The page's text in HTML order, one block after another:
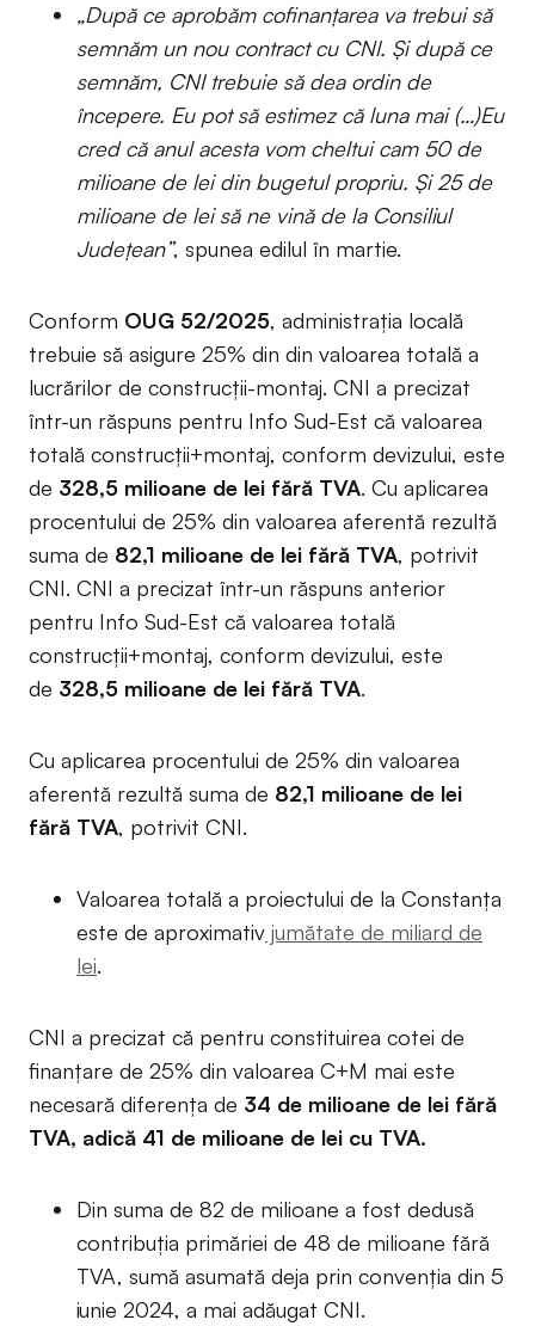
„După ce aprobăm cofinanțarea va trebui să
semnăm un nou contract cu CNI. Și după ce
semnăm, CNI trebuie să dea ordin de
începere. Eu pot să estimez că luna mai (…)Eu
cred că anul acesta vom cheltui cam 50 de
milioane de lei din bugetul propriu. Și 25 de
milioane de lei să ne vină de la Consiliul
Județean”, spunea edilul în martie.
Conform OUG 52/2025, administrația locală
trebuie să asigure 25% din din valoarea totală a
lucrărilor de construcţii-montaj. CNI a precizat
într-un răspuns pentru Info Sud-Est că valoarea
totală construcții+montaj, conform devizului, este
de 328,5 milioane de lei fără TVA. Cu aplicarea
procentului de 25% din valoarea aferentă rezultă
suma de 82,1 milioane de lei fără TVA, potrivit
CNI. CNI a precizat într-un răspuns anterior
pentru Info Sud-Est că valoarea totală
construcții+montaj, conform devizului, este
de 328,5 milioane de lei fără TVA.
Cu aplicarea procentului de 25% din valoarea
aferentă rezultă suma de 82,1 milioane de lei
fără TVA, potrivit CNI.
Valoarea totală a proiectului de la Constanța
este de aproximativ jumătate de miliard de
lei.
CNI a precizat că pentru constituirea cotei de
finanțare de 25% din valoarea C+M mai este
necesară diferența de 34 de milioane de lei fără
TVA, adică 41 de milioane de lei cu TVA.
Din suma de 82 de milioane a fost dedusă
contribuția primăriei de 48 de milioane fără
TVA, sumă asumată deja prin convenția din 5
iunie 2024, a mai adăugat CNI.